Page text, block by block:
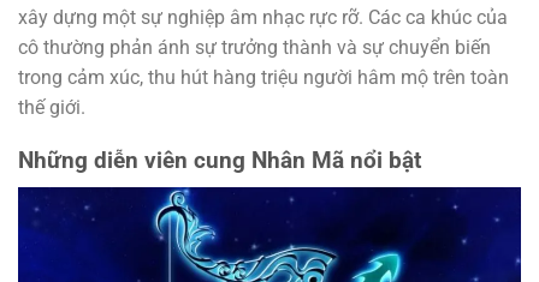
xây dựng một sự nghiệp âm nhạc rực rỡ. Các ca khúc của
cô thường phản ánh sự trưởng thành và sự chuyển biến
trong cảm xúc, thu hút hàng triệu người hâm mộ trên toàn
thế giới.
Những diễn viên cung Nhân Mã nổi bật